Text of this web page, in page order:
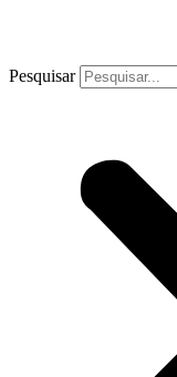
Pesquisar